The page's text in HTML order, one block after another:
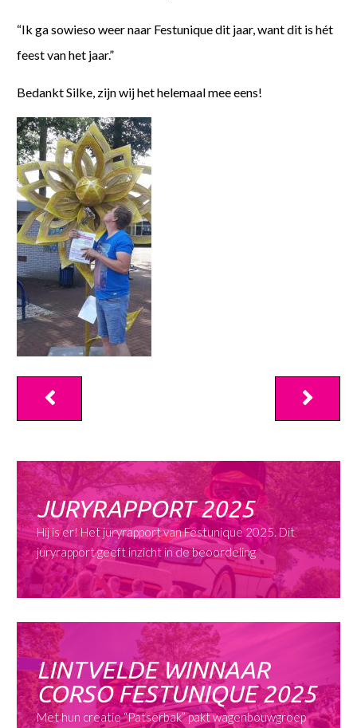
“Ik ga sowieso weer naar Festunique dit jaar, want dit is hét
feest van het jaar.”
Bedankt Silke, zijn wij het helemaal mee eens!
JURYRAPPORT 2025
Hij is er! Het juryrapport van Festunique 2025. Dit
juryrapport geeft inzicht in de beoordeling
LINTVELDE WINNAAR
CORSO FESTUNIQUE 2025
Met hun creatie “Patserbak” pakt wagenbouwgroep